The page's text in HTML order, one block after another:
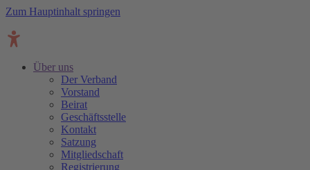
Zum Hauptinhalt springen
Über uns
Der Verband
Vorstand
Beirat
Geschäftsstelle
Kontakt
Satzung
Mitgliedschaft
Registrierung